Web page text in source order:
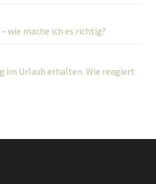
wie mache ich es richtig?
im Urlaub erhalten. Wie reagiert